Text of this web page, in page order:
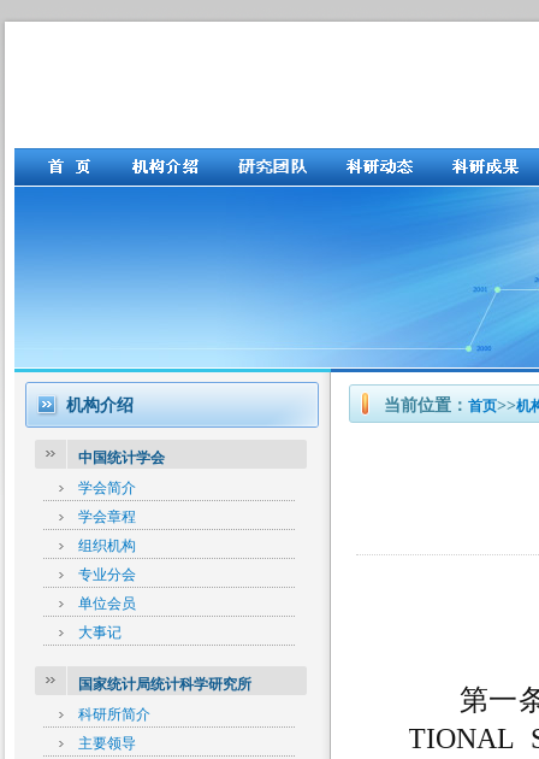
机构介绍
中国统计学会
学会简介
学会章程
组织机构
专业分会
单位会员
大事记
国家统计局统计科学研究所
科研所简介
主要领导
当前位置： 首页>>机
第一
TIONAL